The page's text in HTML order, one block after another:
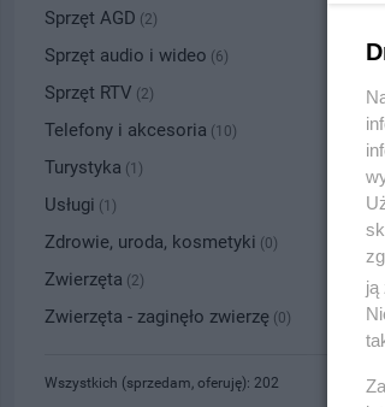
Sprzęt AGD (2)
Sprzęt audio i wideo (6)
Sprzęt RTV (2)
Telefony i akcesoria (10)
Turystyka (1)
Usługi (1)
Zdrowie, uroda, kosmetyki (0)
Zwierzęta (2)
Zwierzęta - zaginęło zwierzę (0)
Wszystkich (sprzedam, oferuję): 202
ją